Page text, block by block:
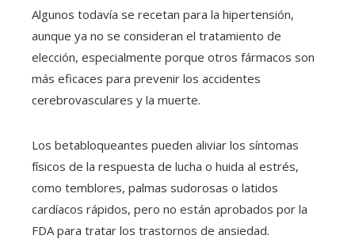
Algunos todavía se recetan para la hipertensión,
aunque ya no se consideran el tratamiento de
elección, especialmente porque otros fármacos son
más eficaces para prevenir los accidentes
cerebrovasculares y la muerte.
Los betabloqueantes pueden aliviar los síntomas
físicos de la respuesta de lucha o huida al estrés,
como temblores, palmas sudorosas o latidos
cardíacos rápidos, pero no están aprobados por la
FDA para tratar los trastornos de ansiedad.